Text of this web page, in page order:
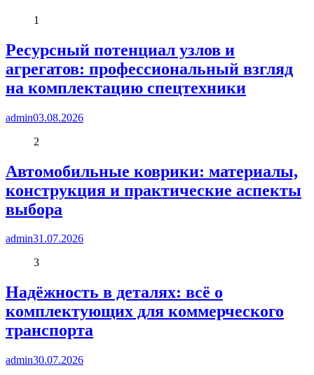
1
Ресурсный потенциал узлов и
агрегатов: профессиональный взгляд
на комплектацию спецтехники
admin03.08.2026
2
Автомобильные коврики: материалы,
конструкция и практические аспекты
выбора
admin31.07.2026
3
Надёжность в деталях: всё о
комплектующих для коммерческого
транспорта
admin30.07.2026